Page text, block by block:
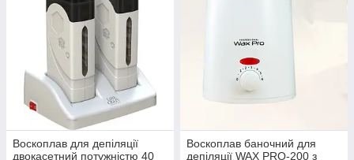
Воскоплав для депіляції
двокасетний потужністю 40
Воскоплав баночний для
депіляції WAX PRO-200 з